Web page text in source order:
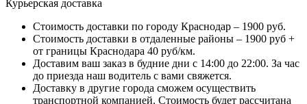
Курьерская доставка
Стоимость доставки по городу Краснодар – 1900 руб.
Стоимость доставки в отдаленные районы – 1900 руб +
от границы Краснодара 40 руб/км.
Доставим ваш заказ в будние дни с 14:00 до 22:00. За час
до приезда наш водитель с вами свяжется.
Доставку в другие города сможем осуществить
транспортной компанией. Стоимость будет рассчитана